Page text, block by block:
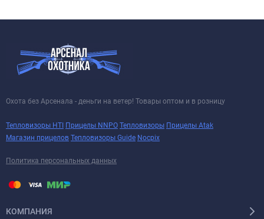
Охота без Арсенала - деньги на ветер! Товары оптом и в розницу
Тепловизоры HTI Прицелы NNPO Тепловизоры Прицелы Atak
Магазин прицелов Тепловизоры Guide Nocpix
Политика персональных данных
КОМПАНИЯ